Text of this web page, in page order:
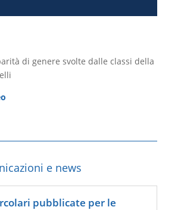
di genere svolte dalle classi della
e news
pubblicate per le